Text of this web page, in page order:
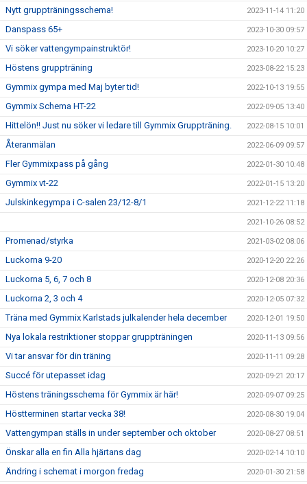
Nytt gruppträningsschema! 2023-11-14 11:20
Danspass 65+ 2023-10-30 09:57
Vi söker vattengympainstruktör! 2023-10-20 10:27
Höstens gruppträning 2023-08-22 15:23
Gymmix gympa med Maj byter tid! 2022-10-13 19:55
Gymmix Schema HT-22 2022-09-05 13:40
Hittelön!! Just nu söker vi ledare till Gymmix Gruppträning. 2022-08-15 10:01
Återanmälan 2022-06-09 09:57
Fler Gymmixpass på gång 2022-01-30 10:48
Gymmix vt-22 2022-01-15 13:20
Julskinkegympa i C-salen 23/12-8/1 2021-12-22 11:18
2021-10-26 08:52
Promenad/styrka 2021-03-02 08:06
Luckorna 9-20 2020-12-20 22:26
Luckorna 5, 6, 7 och 8 2020-12-08 20:36
Luckorna 2, 3 och 4 2020-12-05 07:32
Träna med Gymmix Karlstads julkalender hela december 2020-12-01 19:50
Nya lokala restriktioner stoppar gruppträningen 2020-11-13 09:56
Vi tar ansvar för din träning 2020-11-11 09:28
Succé för utepasset idag 2020-09-21 20:17
Höstens träningsschema för Gymmix är här! 2020-09-07 09:25
Höstterminen startar vecka 38! 2020-08-30 19:04
Vattengympan ställs in under september och oktober 2020-08-27 08:51
Önskar alla en fin Alla hjärtans dag 2020-02-14 10:10
Ändring i schemat i morgon fredag 2020-01-30 21:58